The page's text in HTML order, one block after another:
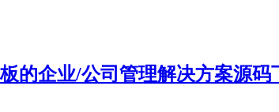
的企业/公司管理解决方案源码